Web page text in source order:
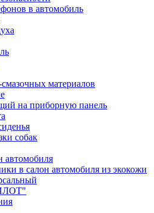
в автомобиль
материалов
на приборную панель
собак
автомобиля
в салон автомобиля из экокожи